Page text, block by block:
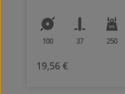
100 37 250
19,56 €